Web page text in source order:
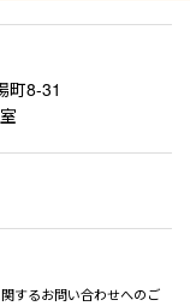
町8-31
するお問い合わせへのご